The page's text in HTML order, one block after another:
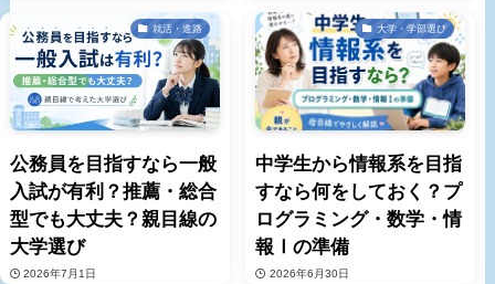
就活・進路
公務員を目指すなら一般
入試が有利？推薦・総合
型でも大丈夫？親目線の
大学選び
2026年7月1日
大学・学部選び
中学生から情報系を目指
すなら何をしておく？プ
ログラミング・数学・情
報Ⅰの準備
2026年6月30日